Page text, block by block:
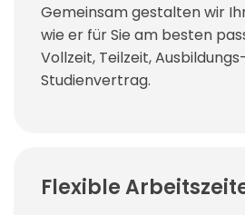
Gemeinsam gestalten wir
wie er für Sie am besten
Vollzeit, Teilzeit,
Studienvertrag.
Flexible